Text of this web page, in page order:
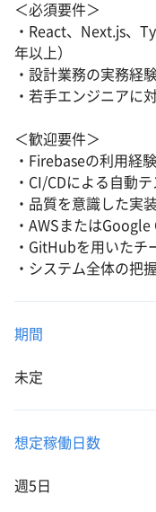
＜必須要件＞
・React、Next.js、
年以上）
・設計業務の実務経
・若手エンジニアに
＜歓迎要件＞
・Firebaseの利用経験
・CI/CDによる自動
・品質を意識した実
・AWSまたは
・GitHubを用いたチ
・システム全体の把
期間
未定
想定稼働日数
週5日